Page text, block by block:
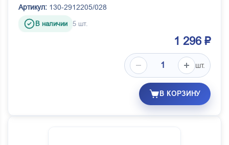
Артикул: 130-2912205/028
В наличии 5 шт.
1 296 ₽
шт.
В КОРЗИНУ